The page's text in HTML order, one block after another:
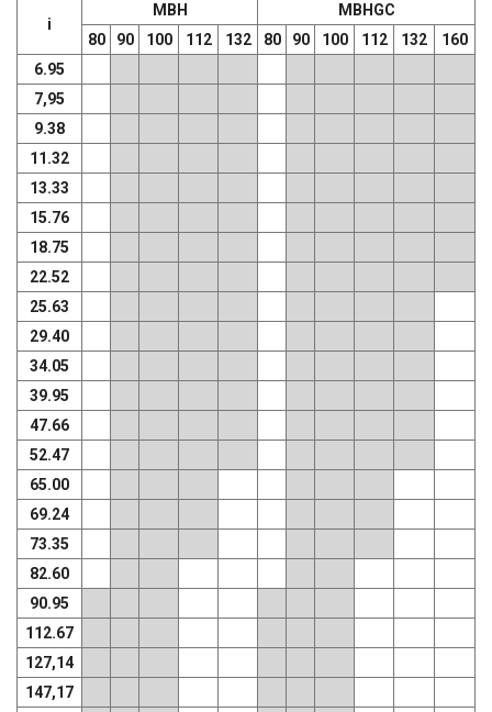
i
MBH
MBHGC
80
90 100 112 132 80 90 100 112 132
160
6.95
7,95
9.38
11.32
13.33
15.76
18.75
22.52
25.63
29.40
34.05
39.95
47.66
52.47
65.00
69.24
73.35
82.60
90.95
112.67
127,14
147,17